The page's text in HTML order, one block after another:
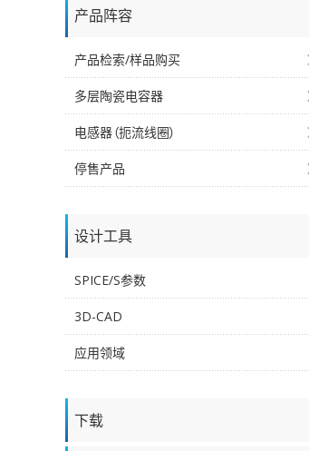
产品阵容
产品检索/样品购买
多层陶瓷电容器
电感器（扼流线圈）
停售产品
设计工具
SPICE/S参数
3D-CAD
应用领域
下载